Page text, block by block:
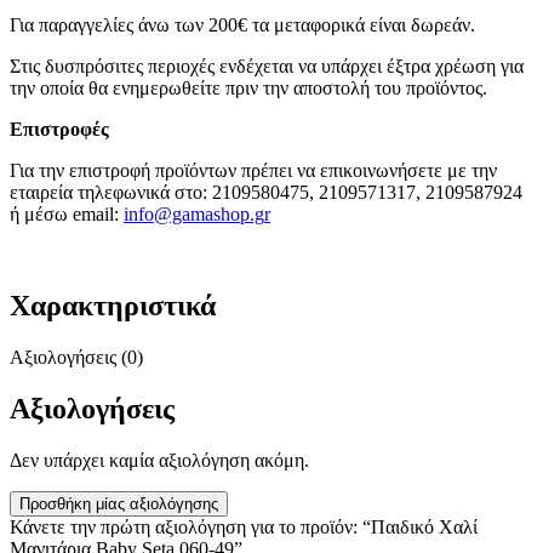
Για παραγγελίες άνω των 200€ τα μεταφορικά είναι δωρεάν.
Στις δυσπρόσιτες περιοχές ενδέχεται να υπάρχει έξτρα χρέωση για
την οποία θα ενημερωθείτε πριν την αποστολή του προϊόντος.
Επιστροφές
Για την επιστροφή προϊόντων πρέπει να επικοινωνήσετε με την
εταιρεία τηλεφωνικά στο: 2109580475, 2109571317, 2109587924
ή μέσω email: info@gamashop.gr
Χαρακτηριστικά
Αξιολογήσεις (0)
Αξιολογήσεις
Δεν υπάρχει καμία αξιολόγηση ακόμη.
Προσθήκη μίας αξιολόγησης
Κάνετε την πρώτη αξιολόγηση για το προϊόν: “Παιδικό Χαλί